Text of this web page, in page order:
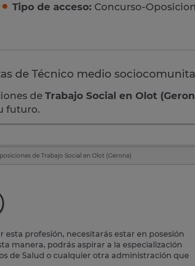
Tipo de acceso: Concurso-Oposicion
de Técnico medio
de Trabajo Social en Olot
futuro.
de Trabajo Social en Olot (Gerona)
esta profesión, necesitarás estar en posesión
manera, podrás aspirar a la especialización
de Salud o cualquier otra administración que